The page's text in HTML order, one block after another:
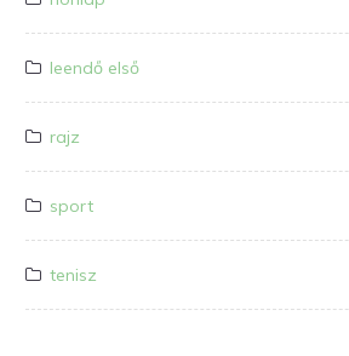
leendő első
rajz
sport
tenisz